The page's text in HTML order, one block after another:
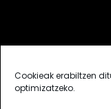
Cookieak erabiltzen
optimizatzeko.